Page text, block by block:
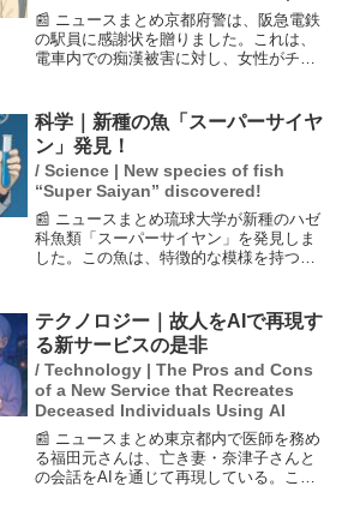
📰 ニュースまとめ京都府警は、阪急電鉄
の駅員に感謝状を贈りました。これは、
電車内での痴漢被害に対し、女性がチャ
この新たなシステムが、リアルタイムで
の通報を可能にし、事件解...
科学｜新種の魚「スーパーサイヤ
ン」発見！
/ Science | New species of fish
“Super Saiyan” discovered!
📰 ニュースまとめ琉球大学が新種のハゼ
科魚類「スーパーサイヤン」を発見しま
した。この魚は、特徴的な模様を持つヒ
せることから命名されました。発見され
たのは石垣島沖で、学名...
テクノロジー｜故人をAIで再現す
る新サービスの是非
/ Technology | The Pros and Cons
of a New Service that Recreates
Deceased Individuals Using AI
📰 ニュースまとめ東京都内で医師を務め
る福田元さんは、亡き妻・奈津子さんと
の会話をAIを通じて再現している。この